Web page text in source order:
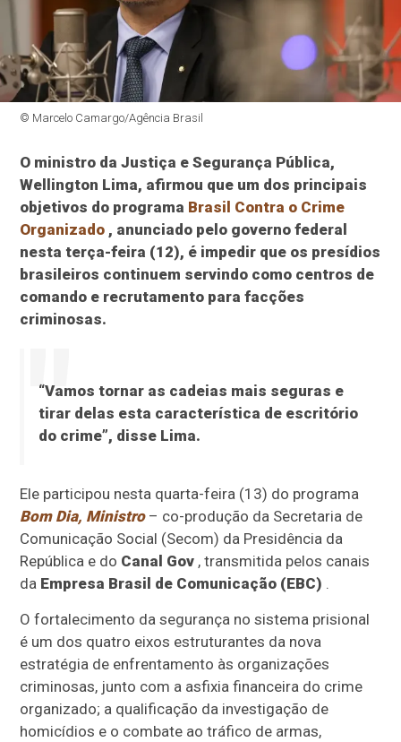
© Marcelo Camargo/Agência Brasil
O ministro da Justiça e Segurança Pública,
Wellington Lima, afirmou que um dos principais
objetivos do programa Brasil Contra o Crime
Organizado , anunciado pelo governo federal
nesta terça-feira (12), é impedir que os presídios
brasileiros continuem servindo como centros de
comando e recrutamento para facções
criminosas.
“Vamos tornar as cadeias mais seguras e
tirar delas esta característica de escritório
do crime”, disse Lima.
Ele participou nesta quarta-feira (13) do programa
Bom Dia, Ministro – co-produção da Secretaria de
Comunicação Social (Secom) da Presidência da
República e do Canal Gov , transmitida pelos canais
da Empresa Brasil de Comunicação (EBC) .
O fortalecimento da segurança no sistema prisional
é um dos quatro eixos estruturantes da nova
estratégia de enfrentamento às organizações
criminosas, junto com a asfixia financeira do crime
organizado; a qualificação da investigação de
homicídios e o combate ao tráfico de armas,